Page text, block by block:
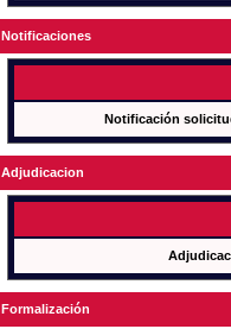
Notificaciones
Notificación
Adjudicacion
Formalización